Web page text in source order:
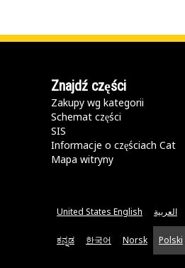
Znajdź części
Zakupy wg kategorii
Schemat części
SIS
Informacje o częściach Cat
Mapa witryny
United States English العربية
ಕನ್ನಡ 한국어 Norsk Polski